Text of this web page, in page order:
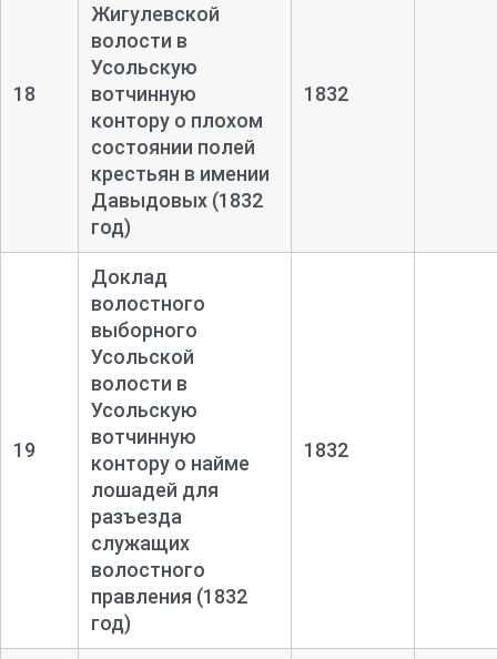
18
Жигулевской
волости в
Усольскую
вотчинную
контору о плохом
состоянии полей
крестьян в имении
Давыдовых (1832
год)
1832
19
Доклад
волостного
выборного
Усольской
волости в
Усольскую
вотчинную
контору о найме
лошадей для
разъезда
служащих
волостного
правления (1832
год)
1832